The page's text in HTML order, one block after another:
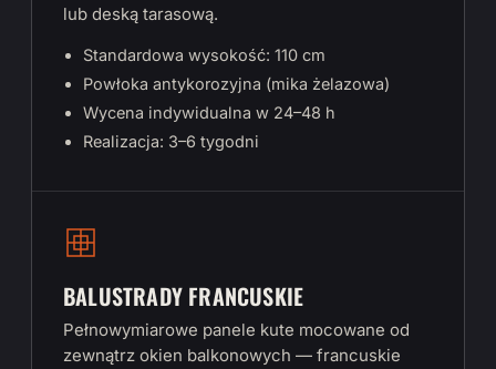
lub deską tarasową.
Standardowa wysokość: 110 cm
Powłoka antykorozyjna (mika żelazowa)
Wycena indywidualna w 24–48 h
Realizacja: 3–6 tygodni
BALUSTRADY FRANCUSKIE
Pełnowymiarowe panele kute mocowane od
zewnątrz okien balkonowych — francuskie